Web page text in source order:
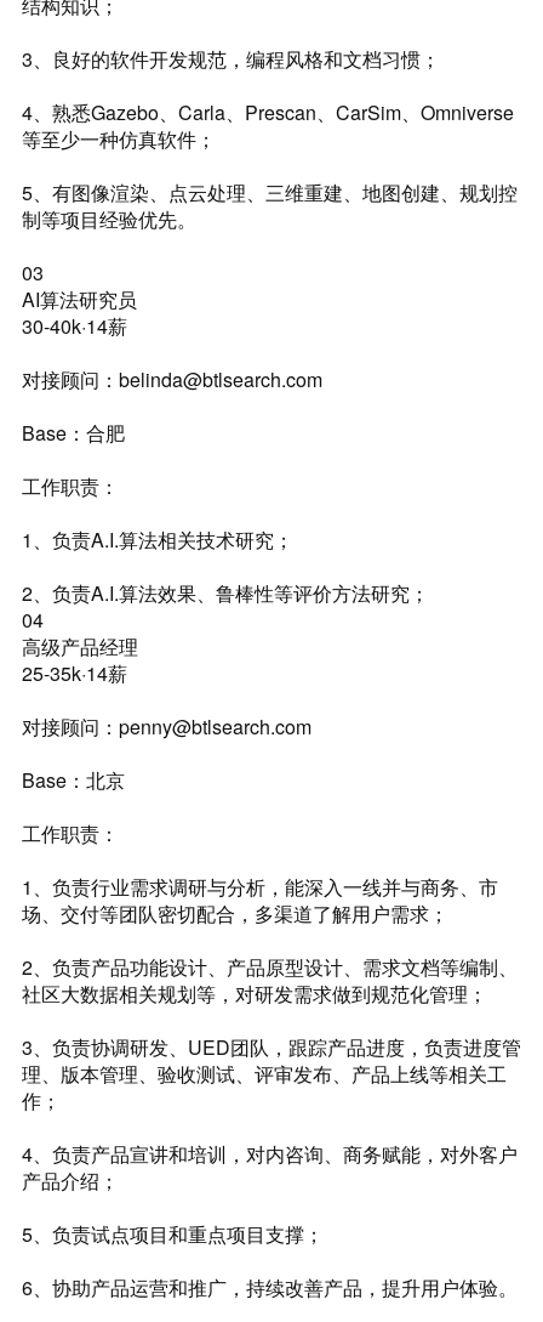
3、良好的软件开发规范，编程风格和文档习惯；
4、熟悉Gazebo、Carla、Prescan、CarSim、Omniverse
等至少一种仿真软件；
5、有图像渲染、点云处理、三维重建、地图创建、规划控
制等项目经验优先。
03
AI算法研究员
30-40k·14薪
对接顾问：belinda@btlsearch.com
Base：合肥
工作职责：
1、负责A.I.算法相关技术研究；
2、负责A.I.算法效果、鲁棒性等评价方法研究；
04
高级产品经理
25-35k·14薪
对接顾问：penny@btlsearch.com
Base：北京
工作职责：
1、负责行业需求调研与分析，能深入一线并与商务、市
场、交付等团队密切配合，多渠道了解用户需求；
2、负责产品功能设计、产品原型设计、需求文档等编制、
社区大数据相关规划等，对研发需求做到规范化管理；
3、负责协调研发、UED团队，跟踪产品进度，负责进度管
理、版本管理、验收测试、评审发布、产品上线等相关工
作；
4、负责产品宣讲和培训，对内咨询、商务赋能，对外客户
产品介绍；
5、负责试点项目和重点项目支撑；
6、协助产品运营和推广，持续改善产品，提升用户体验。